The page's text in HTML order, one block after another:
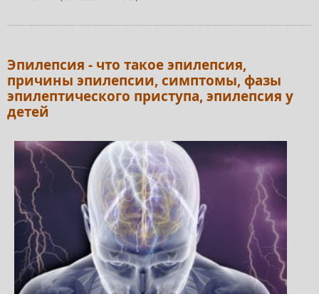
Эпилепсия - что такое эпилепсия,
причины эпилепсии, симптомы, фазы
эпилептического приступа, эпилепсия у
детей